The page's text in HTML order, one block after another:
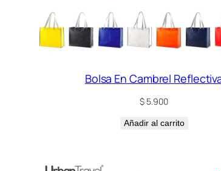
Bolsa En Cambrel
$ 5.900
Añadir al carrito